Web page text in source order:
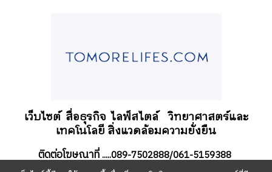
เว็บไซต์ สื่อธุรกิจไลฟ์สไตล์ วิทยาศาสตร์และ
เทคโนโลยี สิ่งแวดล้อมความยั่งยืน
ติดต่อโฆษณาที่.....089-7502888/061-5159388